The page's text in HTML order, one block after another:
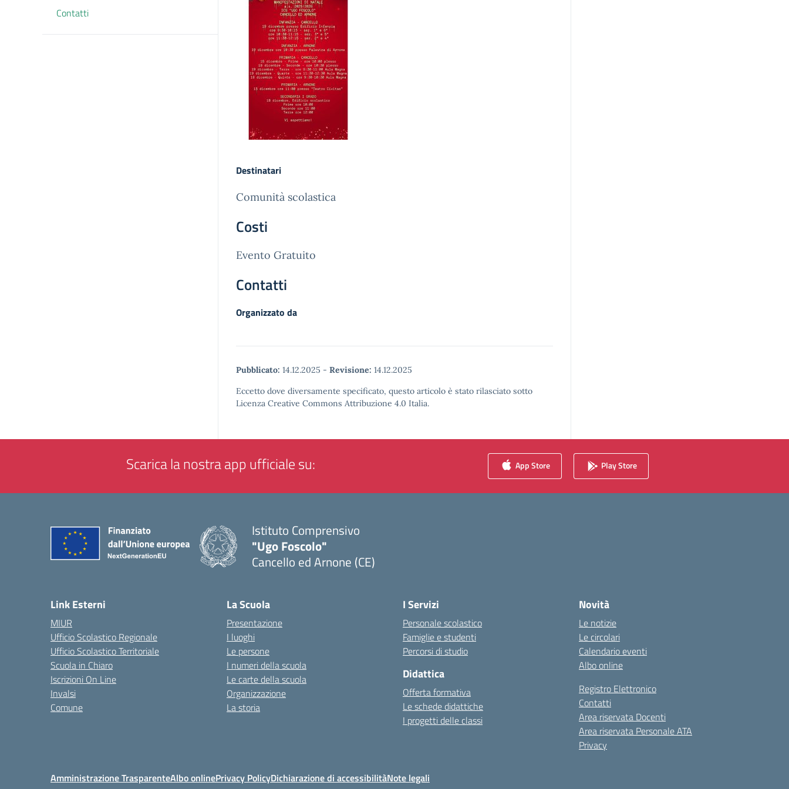
Contatti
Destinatari
Comunità scolastica
Costi
Evento Gratuito
Contatti
Organizzato da
Pubblicato: 14.12.2025 - Revisione: 14.12.2025
Eccetto dove diversamente specificato, questo articolo è stato rilasciato sotto
Licenza Creative Commons Attribuzione 4.0 Italia.
Scarica la nostra app ufficiale su: App Store Play Store
Istituto Comprensivo
"Ugo Foscolo"
Cancello ed Arnone (CE)
Link Esterni
MIUR
Ufficio Scolastico Regionale
Ufficio Scolastico Territoriale
Scuola in Chiaro
Iscrizioni On Line
Invalsi
Comune
La Scuola
Presentazione
I luoghi
Le persone
I numeri della scuola
Le carte della scuola
Organizzazione
La storia
I Servizi
Personale scolastico
Famiglie e studenti
Percorsi di studio
Didattica
Offerta formativa
Le schede didattiche
I progetti delle classi
Novità
Le notizie
Le circolari
Calendario eventi
Albo online
Registro Elettronico
Contatti
Area riservata Docenti
Area riservata Personale ATA
Privacy
Amministrazione TrasparenteAlbo onlinePrivacy PolicyDichiarazione di accessibilitàNote legali